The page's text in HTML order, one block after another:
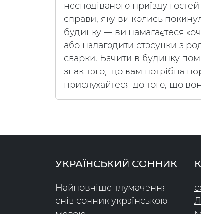
несподіваного приїзду
справи, яку ви колись
будинку — ви намагаєтеся
або налагодити стосунки з
сварки. Бачити в будинку
знак того, що вам потрібна
прислухайтеся до того, що
УКРАЇНСЬКИЙ СОННИК
Найповніше тлумачення
снів сонник українською